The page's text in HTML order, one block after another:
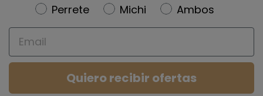
Newsletter
Perrete Michi
Ambos
Email
Quiero recibir ofertas